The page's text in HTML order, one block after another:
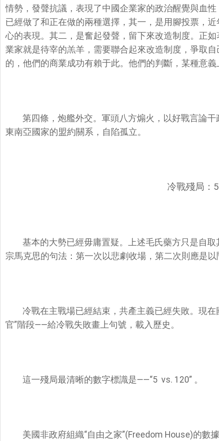
情勢，發聲抗議，表現了中國企業家的政治醒覺與血
已經做了和正在做的兩種選擇，其一，是用腳投票，
心的表現。其二，是奮起發聲，留下來改造制度。正
業家就是待宰的羔羊，需要聯合起來改造制度，爭取
的，他們的商業成功有賴于此。他們的判斷，某種意
第四條，炮艦外交。軍頭八方煽火，以好戰言論
東南亞國家的盟約關系，自陷孤立。
冷戰殘局：
基本的大勢已經毋庸置疑。上述毛氏藥方只是自
宗馬克思的句法：第一次以悲劇收場，第二次則應是
冷戰在主戰場已經結束，共產主義已經失敗。現
官”階段——給冷戰失敗畫上句號，載入歷史。
這一殘局最清晰的數字標識是——“5 vs. 120” 。
美國非政府組織“自由之家”(Freedom House)的